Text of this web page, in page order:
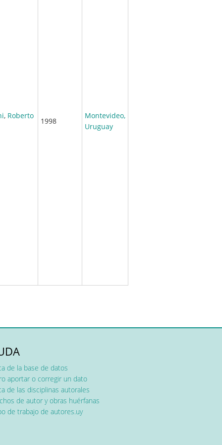
, Roberto
1998
Montevideo,
Uruguay
de la base de datos
aportar o corregir un dato
de las disciplinas autorales
de autor y obras huérfanas
de trabajo de autores.uy